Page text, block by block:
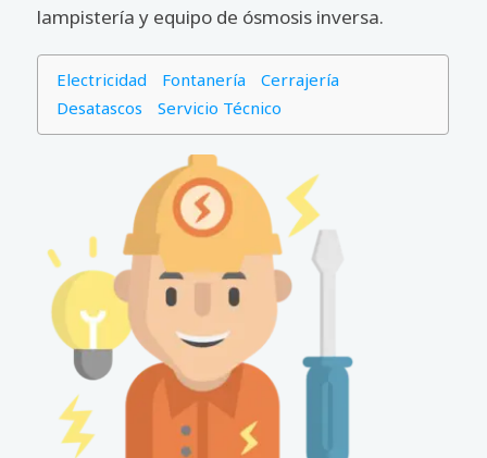
lampistería y equipo de ósmosis inversa.
Electricidad Fontanería
Cerrajería
Desatascos
Servicio Técnico